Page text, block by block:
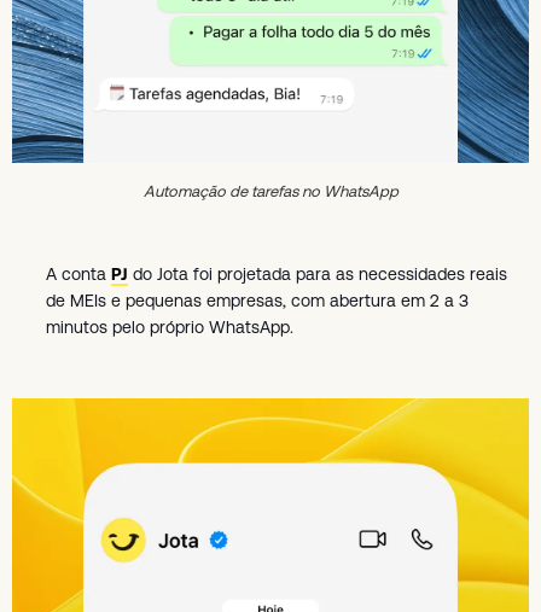
Automação de tarefas no WhatsApp
A conta PJ do Jota foi projetada para as necessidades reais
de MEIs e pequenas empresas, com abertura em 2 a 3
minutos pelo próprio WhatsApp.